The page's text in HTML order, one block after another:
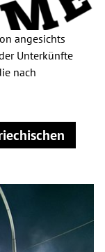
angesichts
Unterkünfte
nach